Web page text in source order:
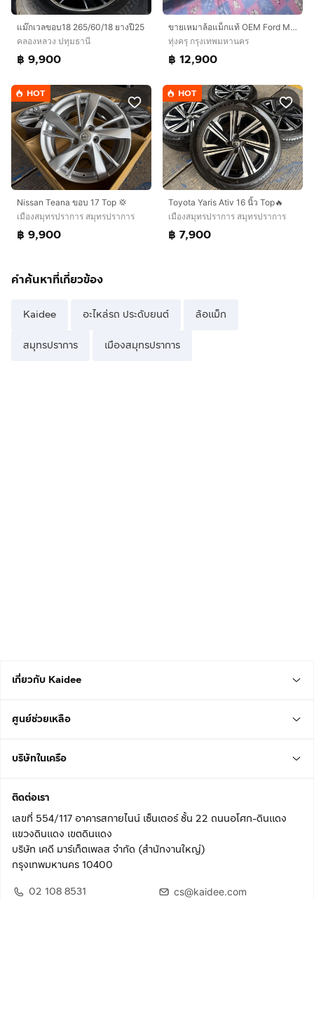
แม๊กเวลขอบ18 265/60/18 ยางปี25
คลองหลวง ปทุมธานี
฿ 9,900
ขายเหมาล้อแม็กแท้ OEM Ford Mazda BMW พร้อมยาง 10 ล้อ
ทุ่งครุ กรุงเทพมหานคร
฿ 12,900
HOT
Nissan Teana ขอบ 17 Top 💢
เมืองสมุทรปราการ สมุทรปราการ
฿ 9,900
HOT
Toyota Yaris Ativ 16 นิ้ว Top🔥
เมืองสมุทรปราการ สมุทรปราการ
฿ 7,900
คำค้นหาที่เกี่ยวข้อง
Kaidee อะไหล่รถ ประดับยนต์ ล้อแม็ก
สมุทรปราการ เมืองสมุทรปราการ
เกี่ยวกับ Kaidee
ศูนย์ช่วยเหลือ
บริษัทในเครือ
ติดต่อเรา
เลขที่ 554/117 อาคารสกายไนน์ เซ็นเตอร์ ชั้น 22 ถนนอโศก-ดินแดง
แขวงดินแดง เขตดินแดง
บริษัท เคดี มาร์เก็ตเพลส จำกัด (สำนักงานใหญ่)
กรุงเทพมหานคร 10400
02 108 8531
cs@kaidee.com